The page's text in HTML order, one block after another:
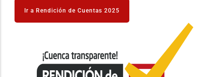
Ir a Rendición de Cuentas 2025